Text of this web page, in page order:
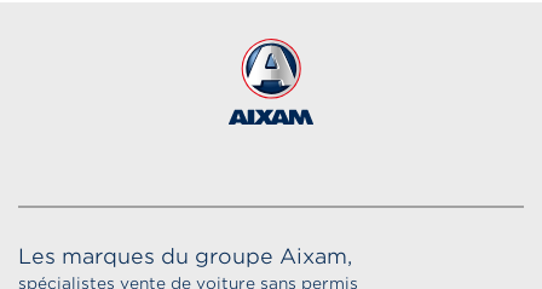
Les marques du groupe Aixam,
spécialistes vente de voiture sans permis